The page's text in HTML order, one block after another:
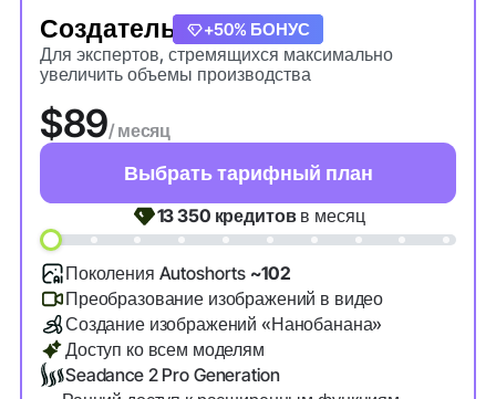
Создатель
Для экспертов, стремящихся максимально
увеличить объемы производства
$89/ месяц
Выбрать тарифный план
+20% БОНУС
+50% БОНУС
13 350 кредитовв месяц
Поколения Autoshorts ~102
Преобразование изображений в видео
Создание изображений «Нанобанана»
Доступ ко всем моделям
Seadance 2 Pro Generation